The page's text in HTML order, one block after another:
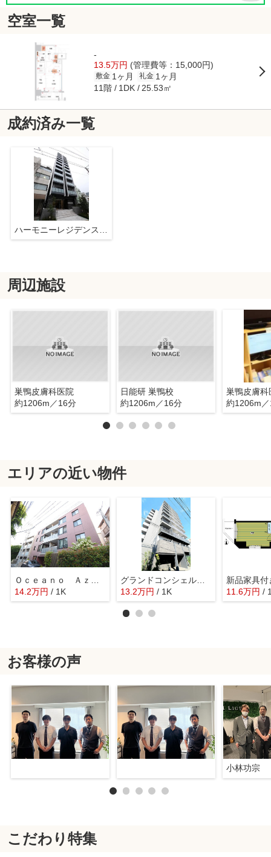
空室一覧
-
13.5万円 (管理費等：15,000円)
敷金 1ヶ月 礼金 1ヶ月
11階 1DK 25.53㎡
成約済み一覧
周辺施設
巣鴨皮膚科医院
約1206m／16分
日能研 巣鴨校
約1206m／16分
巣鴨皮膚科
約1206m
エリアの近い物件
14.2万円 / 1K
グランドコンシェルジュ池袋本町イースト
13.2万円 / 1K 11.6万円 /
お客様の声
小林功宗
こだわり特集